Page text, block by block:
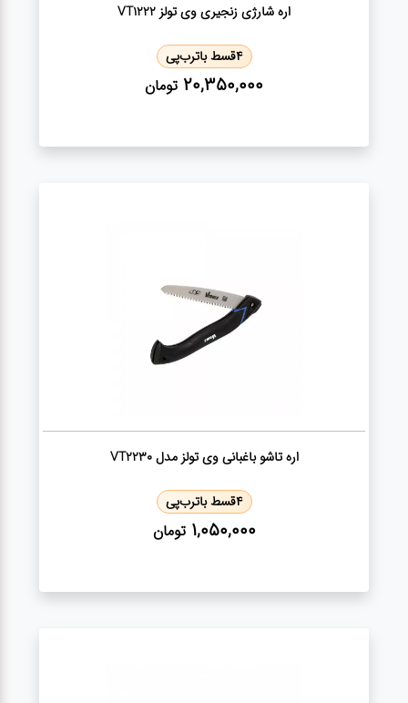
اره شارژی زنجیری وی تولز VT1222
4قسط باترب‌پی
20,350,000 تومان
اره تاشو باغبانی وی تولز مدل VT2230
4قسط باترب‌پی
1,050,000 تومان